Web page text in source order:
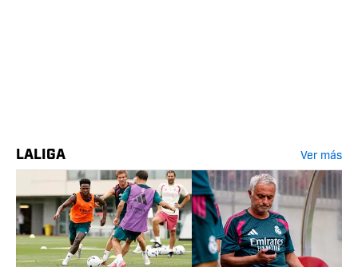
LALIGA Ver más